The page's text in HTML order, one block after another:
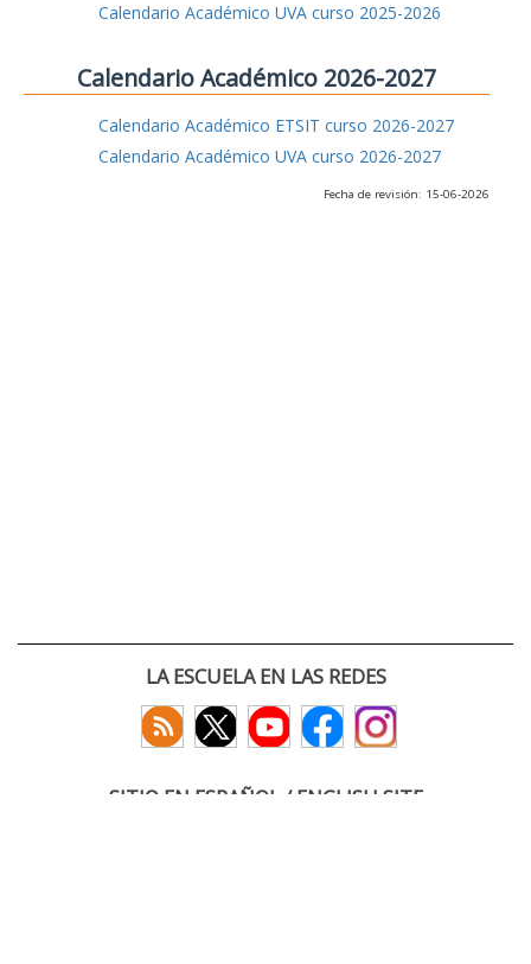
Calendario Académico UVA curso 2025-2026
Calendario Académico 2026-2027
Calendario Académico ETSIT curso 2026-2027
Calendario Académico UVA curso 2026-2027
Fecha de revisión: 15-06-2026
LA ESCUELA EN LAS REDES
SITIO EN ESPAÑOL / ENGLISH SITE